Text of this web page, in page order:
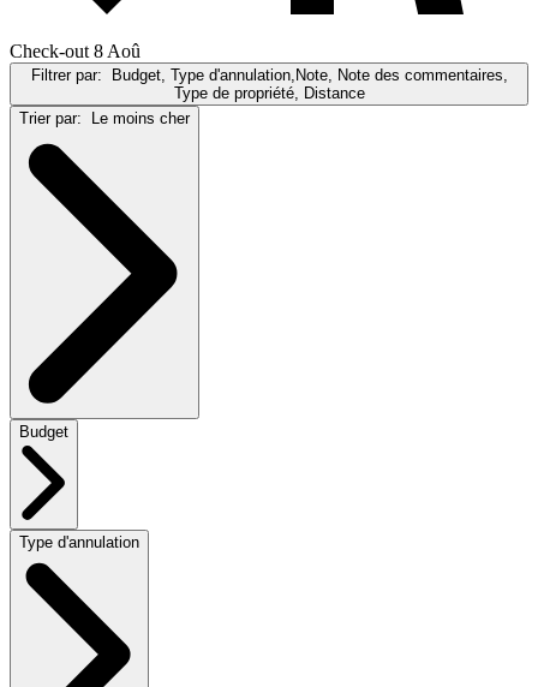
Check-out 8 Aoû
Filtrer par:
Budget, Type d'annulation,Note, Note des commentaires,
Type de propriété, Distance
Trier par:
Le moins cher
Budget
Type d'annulation